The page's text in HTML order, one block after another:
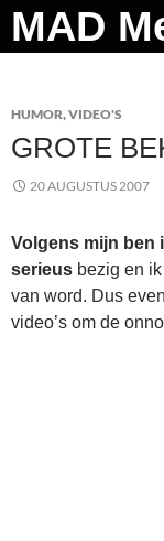
Ga
naar
Zoeken
HUMOR,VIDEO'S
GROTE
20 AUGUSTUS 2007
Volgens mijn ben
serieus bezig en
van word. Dus
video’s om de